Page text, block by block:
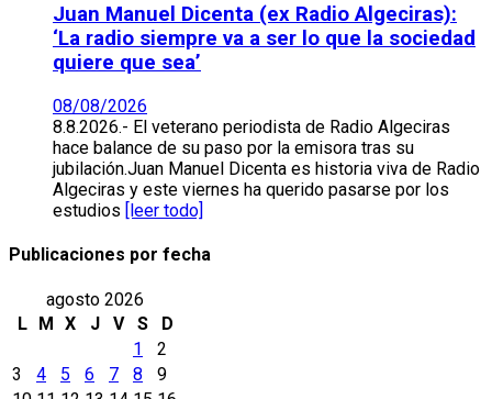
Juan Manuel Dicenta (ex Radio Algeciras):
‘La radio siempre va a ser lo que la sociedad
quiere que sea’
08/08/2026
8.8.2026.- El veterano periodista de Radio Algeciras
hace balance de su paso por la emisora tras su
jubilación.Juan Manuel Dicenta es historia viva de Radio
Algeciras y este viernes ha querido pasarse por los
estudios [leer todo]
Publicaciones por fecha
agosto 2026
L
M X J V S
D
1
2
3
4 5 6 7 8
9